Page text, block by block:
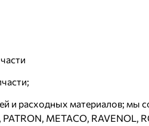
и расходных материалов; мы
METACO, RAVENOL,